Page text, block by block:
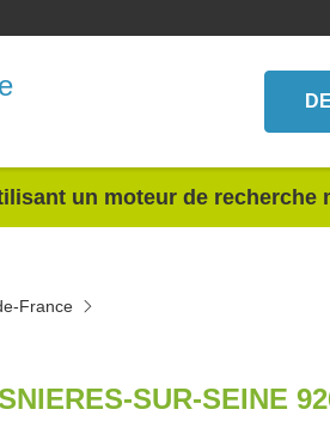
un moteur de recherche
France
SUR-SEINE